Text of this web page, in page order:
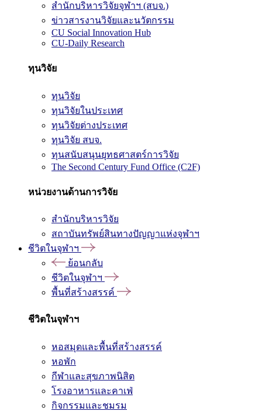
สำนักบริหารวิจัยจุฬาฯ (สบจ.)
ข่าวสารงานวิจัยและนวัตกรรม
CU Social Innovation Hub
CU-Daily Research
ทุนวิจัย
ทุนวิจัย
ทุนวิจัยในประเทศ
ทุนวิจัยต่างประเทศ
ทุนวิจัย สบจ.
ทุนสนับสนุนยุทธศาสตร์การวิจัย
The Second Century Fund Office (C2F)
หน่วยงานด้านการวิจัย
สำนักบริหารวิจัย
สถาบันทรัพย์สินทางปัญญาแห่งจุฬาฯ
ชีวิตในจุฬาฯ
ย้อนกลับ
ชีวิตในจุฬาฯ
พื้นที่สร้างสรรค์
ชีวิตในจุฬาฯ
หอสมุดและพื้นที่สร้างสรรค์
หอพัก
กีฬาและสุขภาพนิสิต
โรงอาหารและคาเฟ่
กิจกรรมและชมรม